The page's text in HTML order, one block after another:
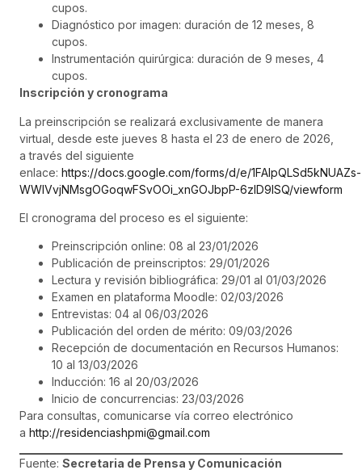
cupos.
Diagnóstico por imagen: duración de 12 meses, 8
cupos.
Instrumentación quirúrgica: duración de 9 meses, 4
cupos.
Inscripción y cronograma
La preinscripción se realizará exclusivamente de manera
virtual, desde este jueves 8 hasta el 23 de enero de 2026,
a través del siguiente
enlace: https://docs.google.com/forms/d/e/1FAIpQLSd5kNUAZs-
WWlVvjNMsgOGoqwFSvOOi_xnGOJbpP-6zlD9lSQ/viewform
El cronograma del proceso es el siguiente:
Preinscripción online: 08 al 23/01/2026
Publicación de preinscriptos: 29/01/2026
Lectura y revisión bibliográfica: 29/01 al 01/03/2026
Examen en plataforma Moodle: 02/03/2026
Entrevistas: 04 al 06/03/2026
Publicación del orden de mérito: 09/03/2026
Recepción de documentación en Recursos Humanos:
10 al 13/03/2026
Inducción: 16 al 20/03/2026
Inicio de concurrencias: 23/03/2026
Para consultas, comunicarse vía correo electrónico
a http://residenciashpmi@gmail.com
Fuente: Secretaria de Prensa y Comunicación